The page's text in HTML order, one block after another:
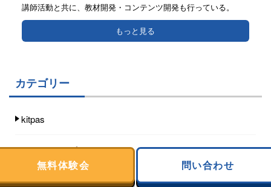
講師活動と共に、教材開発・コンテンツ開発も行っている。
もっと見る
カテゴリー
kitpas
LINEスタンプ
TikTok
無料体験会 問い合わせ